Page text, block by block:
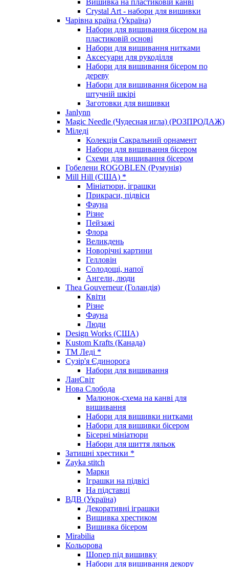
Crystal Art - набори для вишивки
Чарівна країна (Україна)
Набори для вишивання бісером на
пластиковій основі
Набори для вишивання нитками
Аксесуари для рукоділля
Набори для вишивання бісером по
дереву
Набори для вишивання бісером на
штучній шкірі
Заготовки для вишивки
Janlynn
Magic Needle (Чудесная игла) (РОЗПРОДАЖ)
Міледі
Колекція Сакральний орнамент
Набори для вишивання бісером
Схеми для вишивання бісером
Гобелени ROGOBLEN (Румунія)
Mill Hill (США) *
Мініатюри, іграшки
Прикраси, підвіси
Фауна
Різне
Пейзажі
Флора
Великдень
Новорічні картини
Гелловін
Солодощі, напої
Ангели, люди
Thea Gouverneur (Голандія)
Квіти
Різне
Фауна
Люди
Design Works (США)
Kustom Krafts (Канада)
ТМ Леді *
Сузір'я Єдинорога
Набори для вишивання
ЛанСвіт
Нова Слобода
Малюнок-схема на канві для
вишивання
Набори для вишивки нитками
Набори для вишивки бісером
Бісерні мініатюри
Набори для шиття ляльок
Затишні хрестики *
Zayka stitch
Марки
Іграшки на підвісі
На підставці
ВДВ (Україна)
Декоративні іграшки
Вишивка хрестиком
Вишивка бісером
Mirabilia
Кольорова
Шопер під вишивку
Набори для вишивання декору